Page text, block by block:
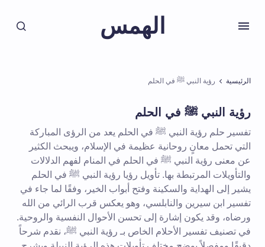
الهمس
الرئيسية رؤية النبي ﷺ في الحلم
رؤية النبي ﷺ في الحلم
تفسير حلم رؤية النبي ﷺ في الحلم يعد من الرؤى المباركة
التي تحمل معانٍ روحانية عظيمة في الإسلام، ويبحث الكثير
عن معنى رؤية النبي ﷺ في الحلم في المنام لفهم الدلالات
والتأويلات المرتبطة بها. تأويل رؤيا رؤية النبي ﷺ في الحلم
يشير إلى الهداية والسكينة وفتح أبواب الخير، وفقًا لما جاء في
تفسير ابن سيرين والنابلسي، وهو يعكس قرب الرائي من الله
ورضاه، وقد يكون إشارة إلى تحسن الأحوال النفسية والروحية.
في تصنيف تفسير الأحلام الخاص بـ رؤية النبي ﷺ، نقدم شرحاً